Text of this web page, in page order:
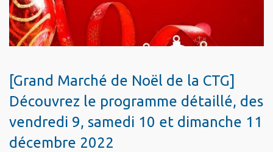
[Grand Marché de Noël de la CTG]
Découvrez le programme détaillé, des
vendredi 9, samedi 10 et dimanche 11
décembre 2022